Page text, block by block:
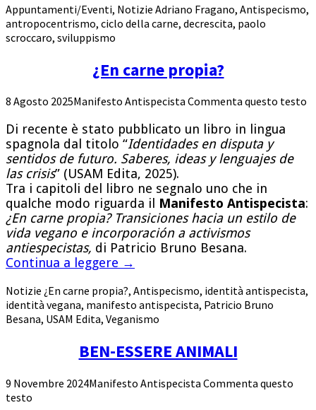
Appuntamenti/Eventi, Notizie Adriano Fragano, Antispecismo,
antropocentrismo, ciclo della carne, decrescita, paolo
scroccaro, sviluppismo
¿En carne propia?
8 Agosto 2025Manifesto Antispecista Commenta questo testo
Di recente è stato pubblicato un libro in lingua
spagnola dal titolo “Identidades en disputa y
sentidos de futuro. Saberes, ideas y lenguajes de
las crisis” (USAM Edita, 2025).
Tra i capitoli del libro ne segnalo uno che in
qualche modo riguarda il Manifesto Antispecista:
¿En carne propia? Transiciones hacia un estilo de
vida vegano e incorporación a activismos
antiespecistas, di Patricio Bruno Besana.
Continua a leggere →
Notizie ¿En carne propia?, Antispecismo, identità antispecista,
identità vegana, manifesto antispecista, Patricio Bruno
Besana, USAM Edita, Veganismo
BEN-ESSERE ANIMALI
9 Novembre 2024Manifesto Antispecista Commenta questo
testo